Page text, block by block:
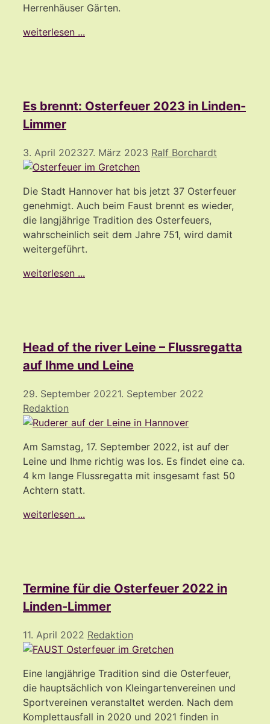
Herrenhäuser Gärten.
weiterlesen ...
Es brennt: Osterfeuer 2023 in Linden-
Limmer
3. April 202327. März 2023 Ralf Borchardt
Die Stadt Hannover hat bis jetzt 37 Osterfeuer
genehmigt. Auch beim Faust brennt es wieder,
die langjährige Tradition des Osterfeuers,
wahrscheinlich seit dem Jahre 751, wird damit
weitergeführt.
weiterlesen ...
Head of the river Leine – Flussregatta
auf Ihme und Leine
29. September 20221. September 2022
Redaktion
Am Samstag, 17. September 2022, ist auf der
Leine und Ihme richtig was los. Es findet eine ca.
4 km lange Flussregatta mit insgesamt fast 50
Achtern statt.
weiterlesen ...
Termine für die Osterfeuer 2022 in
Linden-Limmer
11. April 2022 Redaktion
Eine langjährige Tradition sind die Osterfeuer,
die hauptsächlich von Kleingartenvereinen und
Sportvereinen veranstaltet werden. Nach dem
Komplettausfall in 2020 und 2021 finden in